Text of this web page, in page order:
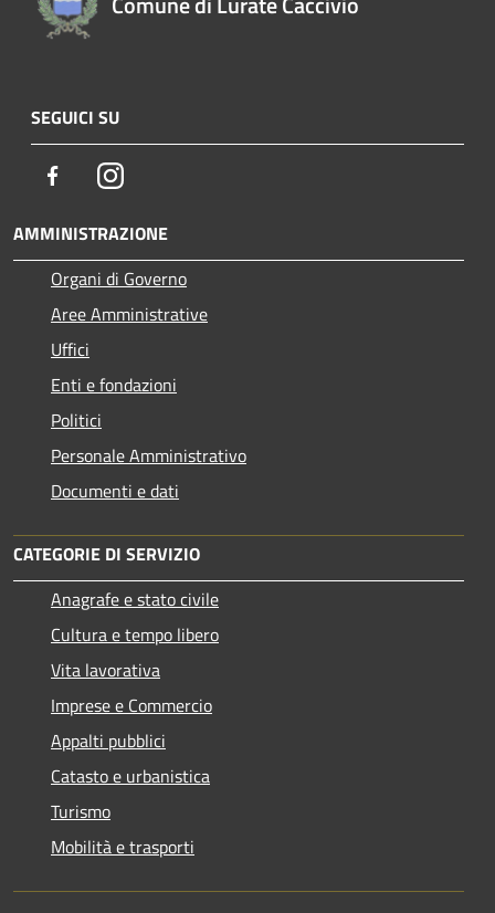
SEGUICI SU
FacebookInstagram
AMMINISTRAZIONE
Organi di Governo
Aree Amministrative
Uffici
Enti e fondazioni
Politici
Personale Amministrativo
Documenti e dati
CATEGORIE DI SERVIZIO
Anagrafe e stato civile
Cultura e tempo libero
Vita lavorativa
Imprese e Commercio
Appalti pubblici
Catasto e urbanistica
Turismo
Mobilità e trasporti